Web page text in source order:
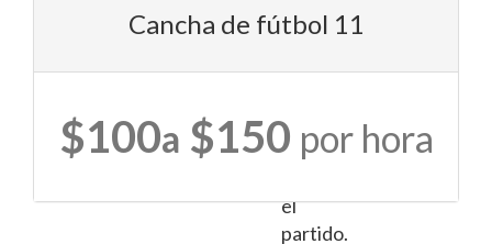
el
número
de
que
participarán
el
partido.
Cancha de fútbol 11
$100a $150 por hora